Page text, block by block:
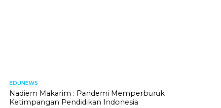
EDUNEWS
Nadiem Makarim : Pandemi Memperburuk
Ketimpangan Pendidikan Indonesia